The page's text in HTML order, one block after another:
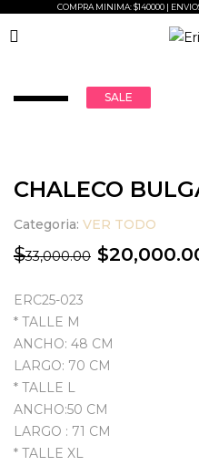
COMPRA MINIMA: $140000 |
SALE
CHALECO
Categoria: VER TODO
$33,000.00 $
ERC25-023
* TALLE M
ANCHO: 48 CM
LARGO: 70 CM
* TALLE L
ANCHO:50 CM
LARGO : 71 CM
* TALLE XL